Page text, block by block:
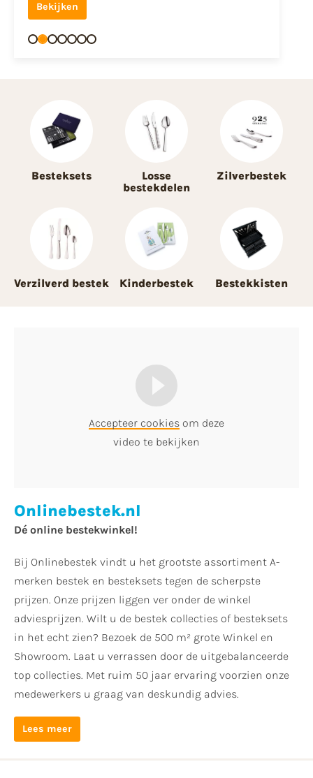
Bekijken
Bekijken
Besteksets
Losse
bestekdelen
Zilverbestek
Verzilverd bestek Kinderbestek Bestekkisten
Accepteer cookies om deze
video te bekijken
Onlinebestek.nl
Dé online bestekwinkel!
Bij Onlinebestek vindt u het grootste assortiment A-
merken bestek en besteksets tegen de scherpste
prijzen. Onze prijzen liggen ver onder de winkel
adviesprijzen. Wilt u de bestek collecties of besteksets
in het echt zien? Bezoek de 500 m² grote Winkel en
Showroom. Laat u verrassen door de uitgebalanceerde
top collecties. Met ruim 50 jaar ervaring voorzien onze
medewerkers u graag van deskundig advies.
Lees meer